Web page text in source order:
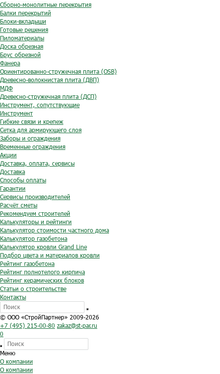
Сборно-монолитные перекрытия
Балки перекрытий
Блоки-вкладыши
Готовые решения
Пиломатериалы
Доска обрезная
Брус обрезной
Фанера
Ориентированно-стружечная плита (OSB)
Древесно-волокнистая плита (ДВП)
МДФ
Древесно-стружечная плита (ДСП)
Инструмент, сопутствующие
Инструмент
Гибкие связи и крепеж
Сетка для армирующего слоя
Заборы и ограждения
Временные ограждения
Акции
Доставка, оплата, сервисы
Доставка
Способы оплаты
Гарантии
Сервисы производителей
Расчёт сметы
Рекомендуем строителей
Калькуляторы и рейтинги
Калькулятор стоимости частного дома
Калькулятор газобетона
Калькулятор кровли Grand Line
Подбор цвета и материалов кровли
Рейтинг газобетона
Рейтинг полнотелого кирпича
Рейтинг керамических блоков
Статьи о строительстве
Контакты
© ООО «СтройПартнер» 2009-2026
+7 (495) 215-00-80 zakaz@st-par.ru
0
Меню
О компании
О компании